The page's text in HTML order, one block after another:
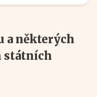
státních